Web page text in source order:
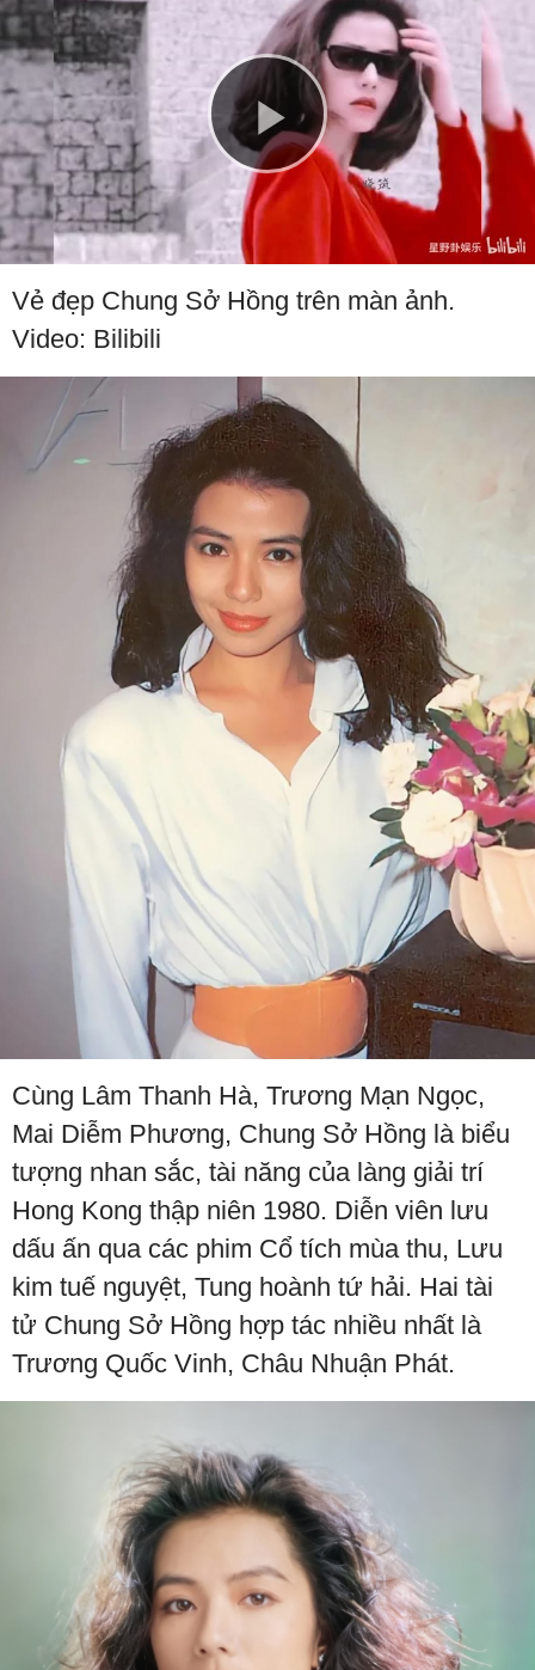
Play
Video
Vẻ đẹp Chung Sở Hồng trên màn ảnh.
Video: Bilibili
Cùng Lâm Thanh Hà, Trương Mạn Ngọc,
Mai Diễm Phương, Chung Sở Hồng là biểu
tượng nhan sắc, tài năng của làng giải trí
Hong Kong thập niên 1980. Diễn viên lưu
dấu ấn qua các phim Cổ tích mùa thu, Lưu
kim tuế nguyệt, Tung hoành tứ hải. Hai tài
tử Chung Sở Hồng hợp tác nhiều nhất là
Trương Quốc Vinh, Châu Nhuận Phát.